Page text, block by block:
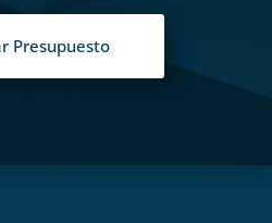
Presupuesto